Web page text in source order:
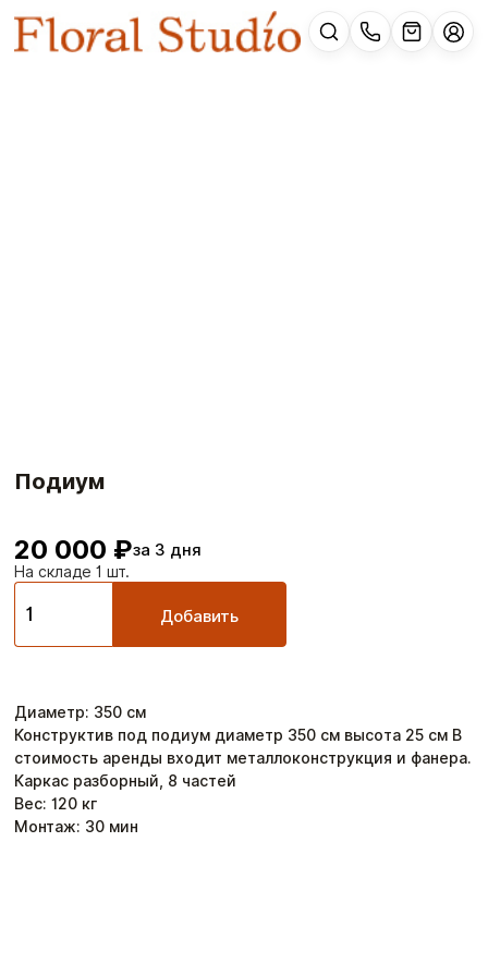
Подиум
20 000 ₽за 3 дня
На складе 1 шт.
Добавить
Диаметр: 350 см
Конструктив под подиум диаметр 350 см высота 25 см В
стоимость аренды входит металлоконструкция и фанера.
Каркас разборный, 8 частей
Вес: 120 кг
Монтаж: 30 мин